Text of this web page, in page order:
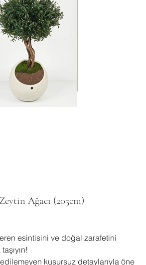
Ağacı (205cm)
esintisini ve doğal zarafetini
kusursuz detaylarıyla öne